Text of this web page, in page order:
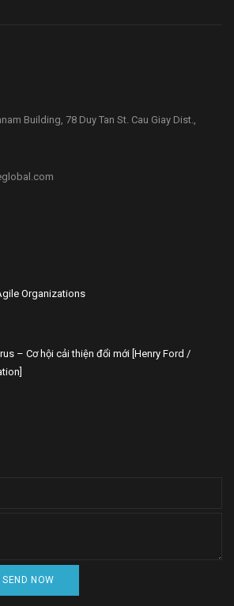
Building, 78 Duy Tan St. Cau Giay Dist.,
Organizations
– Cơ hội cải thiện đổi mới [Henry Ford /